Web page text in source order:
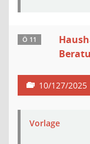
Ö 11
10/127/2025
Vorlage